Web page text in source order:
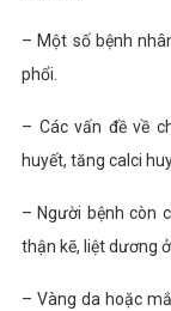
– Một số bệnh
phổi.
– Các vấn đề về
huyết, tăng calci
– Người bệnh còn
thận kẽ, liệt dương
– Vàng da hoặc